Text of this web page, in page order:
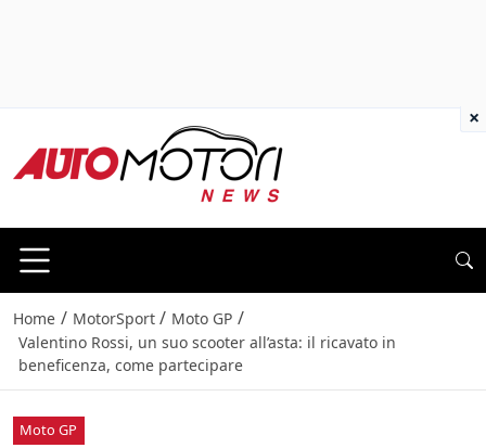
Home / MotorSport / Moto GP /
Valentino Rossi, un suo scooter all’asta: il ricavato in
beneficenza, come partecipare
Moto GP
×